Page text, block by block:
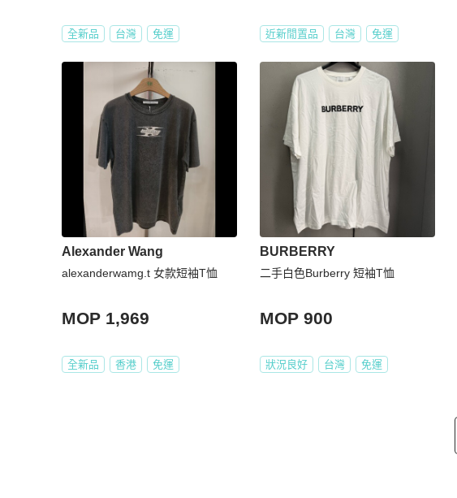
全新品 台灣 免運 近新閒置品 台灣 免運
Alexander Wang
alexanderwamg.t 女款短袖T恤
MOP 1,969
全新品 香港 免運
BURBERRY
二手白色Burberry 短袖T恤
MOP 900
狀況良好 台灣 免運